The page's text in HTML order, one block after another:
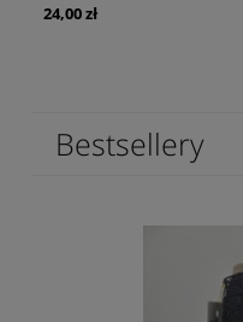
24,00 zł
Bestsellery